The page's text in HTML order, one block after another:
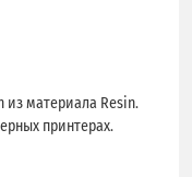
из материала Resin.
принтерах.